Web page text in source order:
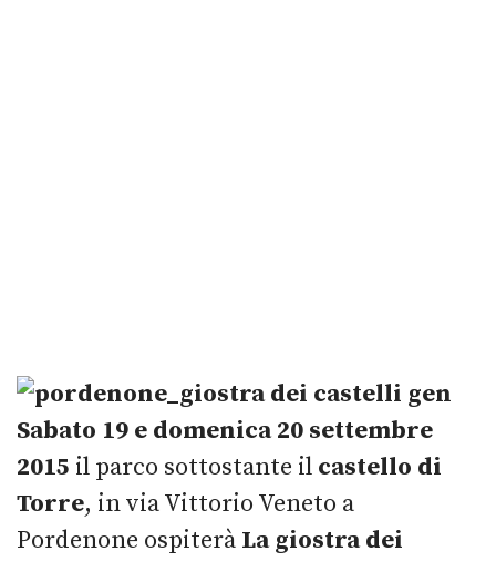
Sabato 19 e domenica 20 settembre
2015 il parco sottostante il castello di
Torre, in via Vittorio Veneto a
Pordenone ospiterà La giostra dei